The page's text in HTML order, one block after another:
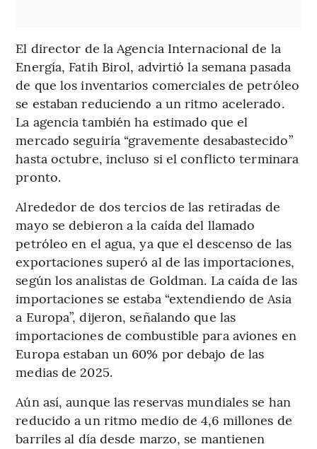
El director de la Agencia Internacional de la
Energía, Fatih Birol, advirtió la semana pasada
de que los inventarios comerciales de petróleo
se estaban reduciendo a un ritmo acelerado.
La agencia también ha estimado que el
mercado seguiría “gravemente desabastecido”
hasta octubre, incluso si el conflicto terminara
pronto.
Alrededor de dos tercios de las retiradas de
mayo se debieron a la caída del llamado
petróleo en el agua, ya que el descenso de las
exportaciones superó al de las importaciones,
según los analistas de Goldman. La caída de las
importaciones se estaba “extendiendo de Asia
a Europa”, dijeron, señalando que las
importaciones de combustible para aviones en
Europa estaban un 60% por debajo de las
medias de 2025.
Aún así, aunque las reservas mundiales se han
reducido a un ritmo medio de 4,6 millones de
barriles al día desde marzo, se mantienen